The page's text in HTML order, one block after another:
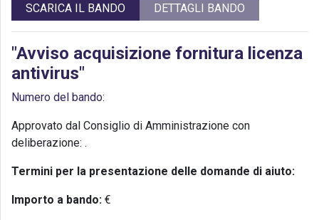
SCARICA IL BANDO DETTAGLI BANDO
"Avviso acquisizione fornitura licenza
antivirus"
Numero del bando:
Approvato dal Consiglio di Amministrazione con
deliberazione: .
Termini per la presentazione delle domande di aiuto:
Importo a bando: €